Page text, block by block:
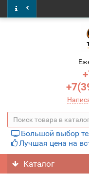
Большой выбор
Лучшая цена на
Каталог